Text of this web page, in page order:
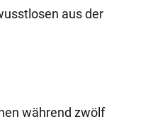
aus der
während zwölf